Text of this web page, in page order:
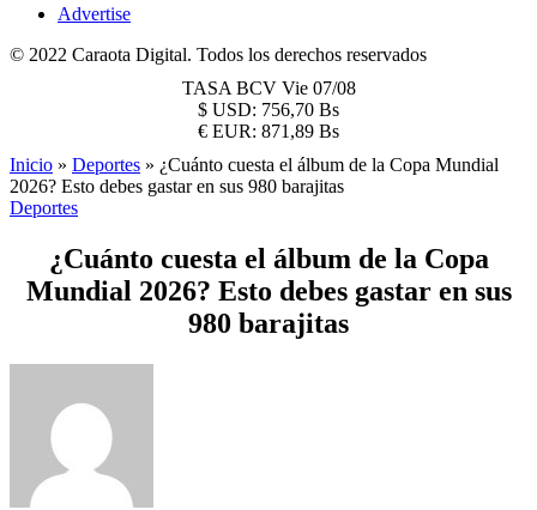
Advertise
© 2022 Caraota Digital. Todos los derechos reservados
TASA BCV Vie 07/08
$ USD: 756,70 Bs
€ EUR: 871,89 Bs
Inicio » Deportes » ¿Cuánto cuesta el álbum de la Copa Mundial
2026? Esto debes gastar en sus 980 barajitas
Deportes
¿Cuánto cuesta el álbum de la Copa
Mundial 2026? Esto debes gastar en sus
980 barajitas